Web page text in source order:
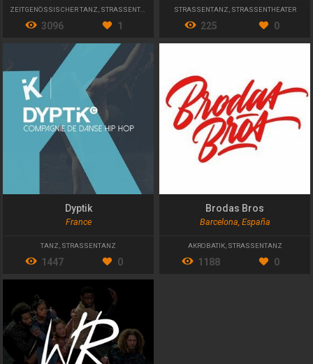
ZEITGENÖSSISCHER TANZ STRASSENTANZ
3096 1
STRASSENTANZ STRASSENTHEATER
225 0
Dyptik
France
TANZ, STRASSENTANZ
1447 0
Brodas Bros
Barcelona, España
AKROBATIK, STRASSENTANZ
1188 0